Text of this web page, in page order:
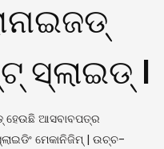
ସ୍ଲାଇଡ୍ |
ହେଉଛି ଆସବାବପତ୍ର
ମେକାନିଜିମ୍ | ଉଚ୍ଚ-